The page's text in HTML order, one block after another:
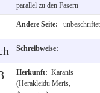
parallel zu den Fasern
Andere Seite: unbeschriftet
Schreibweise:
Herkunft: Karanis
(Herakleidu Meris,